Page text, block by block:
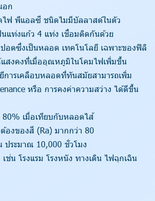
อก
ฟ พีแอลซี ชนิดไมมีบัลลาสต์ในตัว
นแท่งแก้ว 4 แท่ง เชื่อมติดกันด้วย
อตซึ่งเป็นหลอด เทคโนโลยี เฉพาะของฟิลิ
สงคงที่เมื่ออุณหภูมิในโคมไฟเพิ่มขึ้น
การเคลือบหลอดที่ทันสมัยสามารถเพิ่ม
หรือ การคงค่าความสว่าง ได้ดีขึ้น
80% เมื่อเทียบกับหลอดไส้
องของสี (Ra) มากกว่า 80
ประมาณ 10,000 ชั่วโมง
ช่น โรงแรม โรงหนัง ทางเดิน ไฟฉุกเฉิน